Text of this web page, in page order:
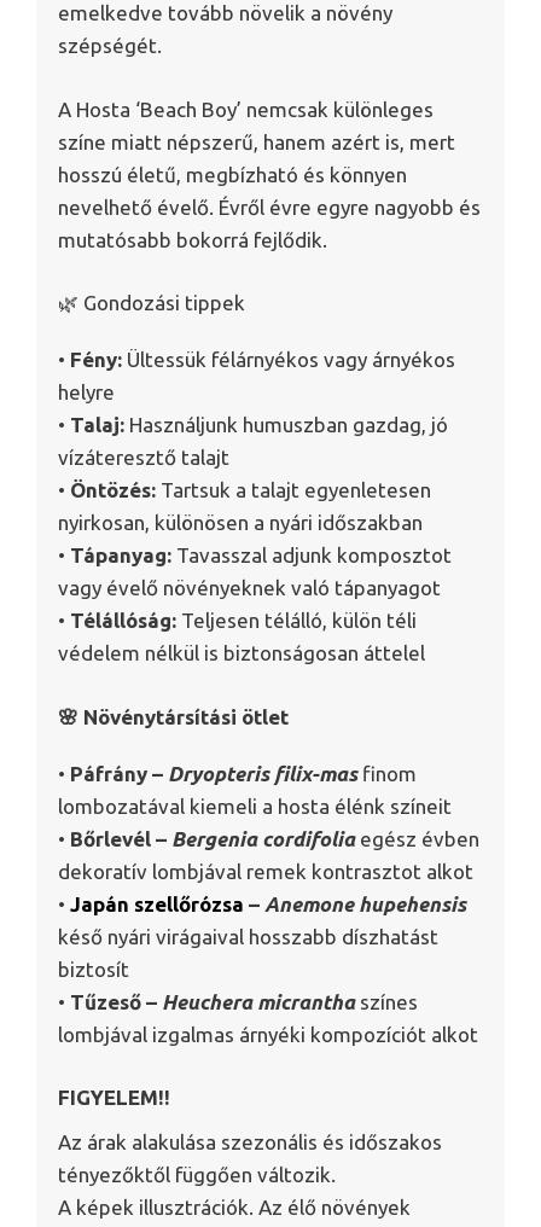
emelkedve tovább növelik a növény
szépségét.
A Hosta ‘Beach Boy’ nemcsak különleges
színe miatt népszerű, hanem azért is, mert
hosszú életű, megbízható és könnyen
nevelhető évelő. Évről évre egyre nagyobb és
mutatósabb bokorrá fejlődik.
🌿 Gondozási tippek
• Fény: Ültessük félárnyékos vagy árnyékos
helyre
• Talaj: Használjunk humuszban gazdag, jó
vízáteresztő talajt
• Öntözés: Tartsuk a talajt egyenletesen
nyirkosan, különösen a nyári időszakban
• Tápanyag: Tavasszal adjunk komposztot
vagy évelő növényeknek való tápanyagot
• Télállóság: Teljesen télálló, külön téli
védelem nélkül is biztonságosan áttelel
🌸 Növénytársítási ötlet
• Páfrány – Dryopteris filix-masfinom
lombozatával kiemeli a hosta élénk színeit
• Bőrlevél – Bergenia cordifoliaegész évben
dekoratív lombjával remek kontrasztot alkot
• Japán szellőrózsa – Anemone hupehensis
késő nyári virágaival hosszabb díszhatást
biztosít
• Tűzeső – Heuchera micranthaszínes
lombjával izgalmas árnyéki kompozíciót alkot
FIGYELEM!!
Az árak alakulása szezonális és időszakos
tényezőktől függően változik.
A képek illusztrációk. Az élő növények